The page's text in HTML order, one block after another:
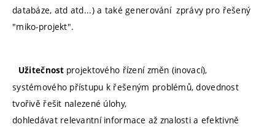
databáze, atd atd...) a také generování zprávy pro řešený
"miko-projekt".
Užitečnost projektového řízení změn (inovací),
systémového přístupu k řešeným problémů, dovednost
tvořivě řešit nalezené úlohy,
dohledávat relevantní informace až znalosti a efektivně